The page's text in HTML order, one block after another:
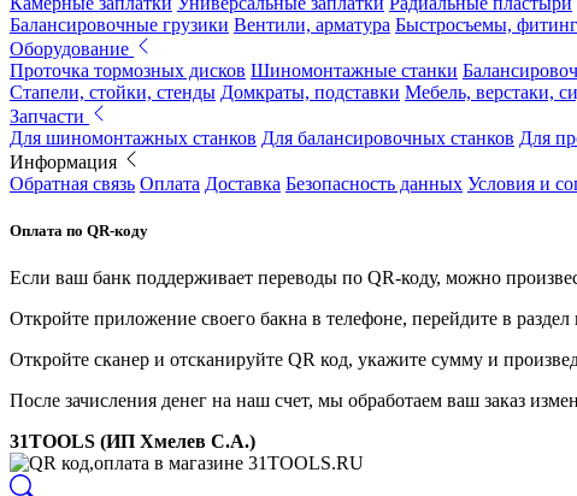
Балансировочные грузики Вентили, арматура Быстросъемы,
Оборудование
Проточка тормозных дисков Шиномонтажные станки
Стапели, стойки, стенды Домкраты, подставки Мебель, верстаки,
Запчасти
Для шиномонтажных станков Для балансировочных станков Для
Информация
Обратная связь Оплата Доставка Безопасность данных Условия и
Оплата по QR-коду
Если ваш банк поддерживает переводы по QR-коду, можно
Откройте приложение своего бакна в телефоне, перейдите в
Откройте сканер и отсканируйте QR код, укажите сумму и
После зачисления денег на наш счет, мы обработаем ваш заказ
31TOOLS (ИП Хмелев С.А.)